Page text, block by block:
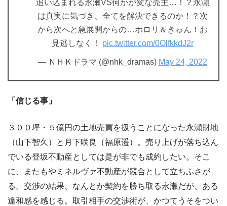
追い込まれる永瀬VS何かが変な売主…！？永瀬
は真実に気づき、全てを解決できるのか！？次
から次へと急展開からの…ホロリ＆きゅん！お
見逃しなく！ pic.twitter.com/0OlfkkdJ2r
— ＮＨＫドラマ (@nhk_dramas) May 24, 2022
「信じる事」
３００坪・５億円の土地売買を扱うことになった永瀬財地
（山下智久）と月下咲良（福原遥）。売り上げが落ち込ん
でいる登坂不動産としては是が非でも成約したい。そこ
に、またもやミネルヴァ不動産が競合として立ちふさが
る。交渉の結果、なんとか契約を勝ち取る永瀬だが、ある
違和感を感じる。取引相手の交渉術が、かつてうそをつい